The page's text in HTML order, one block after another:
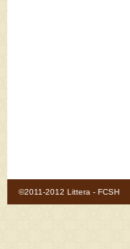
©2011-2012 Littera - FCSH